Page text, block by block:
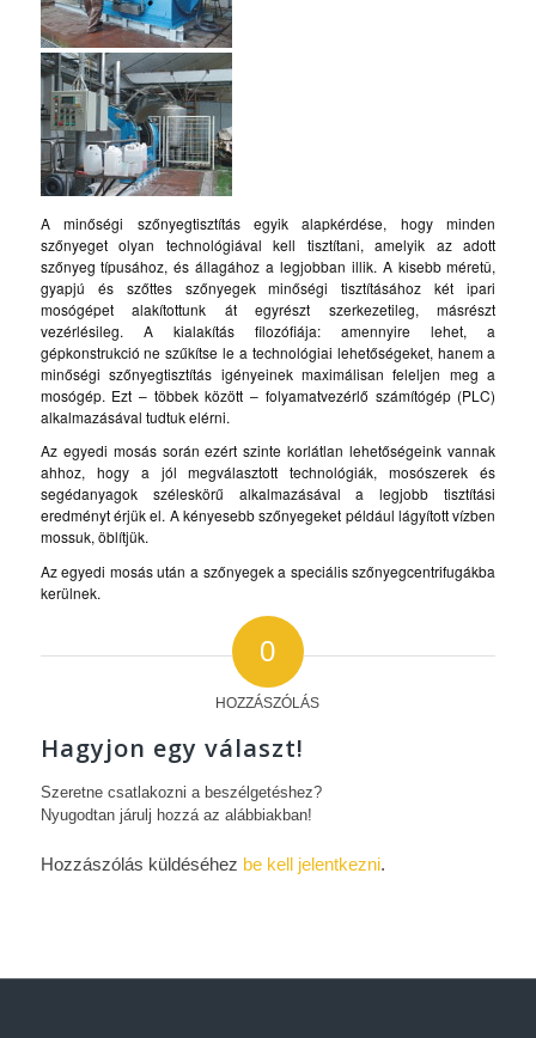
A minőségi szőnyegtisztítás egyik alapkérdése, hogy minden
szőnyeget olyan technológiával kell tisztítani, amelyik az adott
szőnyeg típusához, és állagához a legjobban illik. A kisebb méretû,
gyapjú és szőttes szőnyegek minőségi tisztításához két ipari
mosógépet alakítottunk át egyrészt szerkezetileg, másrészt
vezérlésileg. A kialakítás filozófiája: amennyire lehet, a
gépkonstrukció ne szűkítse le a technológiai lehetőségeket, hanem a
minőségi szőnyegtisztítás igényeinek maximálisan feleljen meg a
mosógép. Ezt – többek között – folyamatvezérlő számítógép (PLC)
alkalmazásával tudtuk elérni.
Az egyedi mosás során ezért szinte korlátlan lehetőségeink vannak
ahhoz, hogy a jól megválasztott technológiák, mosószerek és
segédanyagok széleskörű alkalmazásával a legjobb tisztítási
eredményt érjük el. A kényesebb szőnyegeket például lágyított vízben
mossuk, öblítjük.
Az egyedi mosás után a szőnyegek a speciális szőnyegcentrifugákba
kerülnek.
0
HOZZÁSZÓLÁS
Hagyjon egy választ!
Szeretne csatlakozni a beszélgetéshez?
Nyugodtan járulj hozzá az alábbiakban!
Hozzászólás küldéséhez be kell jelentkezni.